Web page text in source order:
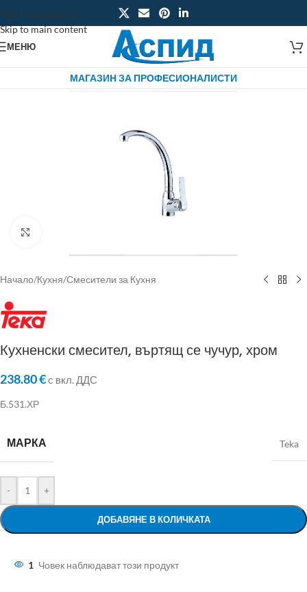
Skip to navigation
Skip to main content
МЕНЮ
МАГАЗИН ЗА ПРОФЕСИОНАЛИСТИ
Начало/Кухня/Смесители за Кухня
Кухненски смесител, въртящ се чучур, хром
238.80€с вкл. ДДС
Б.531.ХР
МАРКА Teka
- +
ДОБАВЯНЕ В КОЛИЧКАТА
1 Човек наблюдават този продукт